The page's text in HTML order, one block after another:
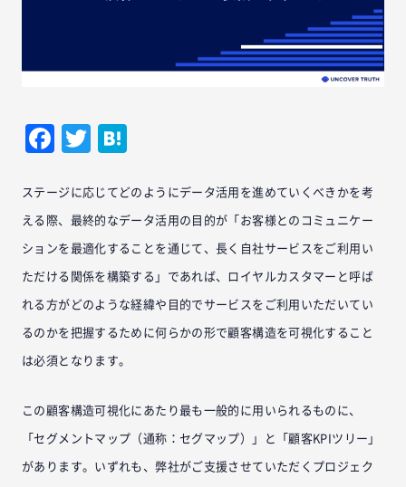
Facebook
Twitter
ステージに応じてどのようにデータ活用を進めていくべきかを考
える際、最終的なデータ活用の目的が「お客様とのコミュニケー
ションを最適化することを通じて、長く自社サービスをご利用い
ただける関係を構築する」であれば、ロイヤルカスタマーと呼ば
れる方がどのような経緯や目的でサービスをご利用いただいてい
るのかを把握するために何らかの形で顧客構造を可視化すること
は必須となります。
この顧客構造可視化にあたり最も一般的に用いられるものに、
「セグメントマップ（通称：セグマップ）」と「顧客KPIツリー」
があります。いずれも、弊社がご支援させていただくプロジェク